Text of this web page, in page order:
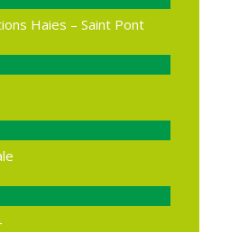
Haies – Saint Pont